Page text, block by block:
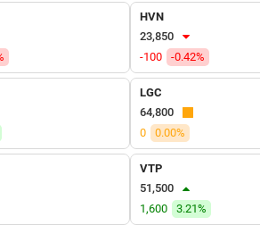
Tự doanh mua
HVN
23,850
-100
-0.42%
LGC
64,800
0
0.00%
VTP
51,500
1,600
3.21%